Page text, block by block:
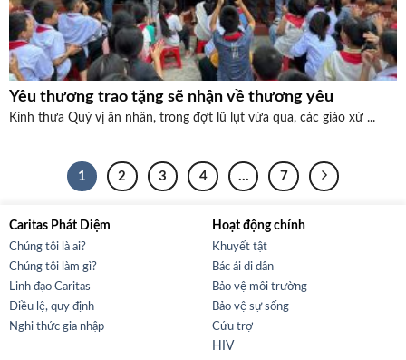
Yêu thương trao tặng sẽ nhận về thương yêu
Kính thưa Quý vị ân nhân, trong đợt lũ lụt vừa qua, các giáo xứ ...
1 2 3 4 … 7
Caritas Phát Diệm
Chúng tôi là ai?
Chúng tôi làm gì?
Linh đạo Caritas
Điều lệ, quy định
Nghi thức gia nhập
Hoạt động chính
Khuyết tật
Bác ái di dân
Bảo vệ môi trường
Bảo vệ sự sống
Cứu trợ
HIV